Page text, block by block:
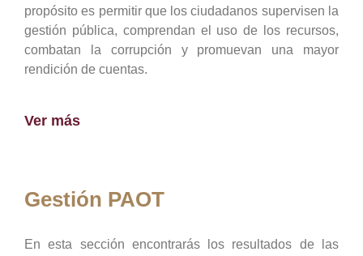
propósito es permitir que los ciudadanos supervisen la
gestión pública, comprendan el uso de los recursos,
combatan la corrupción y promuevan una mayor
rendición de cuentas.
Ver más
Gestión PAOT
En esta sección encontrarás los resultados de las